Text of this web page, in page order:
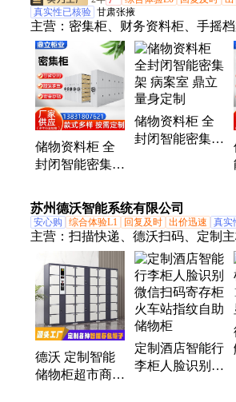
真实性已核验 甘肃张掖
主营： 密集柜、财务资料柜、手摇
密集文件柜、档案室密集架
储物资料柜 全
封闭智能密集架
立 生产厂家 来
图定制
储物资料柜 全
封闭智能密集架
苏州德沃智能系统有限公司
安心购 综合体验L1 回复及时 出价迅速 真实
主营： 扫描快递、德沃扫码、定制
描模块、二维码扫描、便携式蓝牙
描枪条码、触摸一体机、安卓智慧
房、出入库智能秤、出入库智能秤
餐台、收银机、药监码高拍仪、药
药品溯源高拍仪、智能柜、药品追
柜、食品留样秤
德沃 定制智能
储物柜超市商场
定制酒店智能行
李柜人脸识别微